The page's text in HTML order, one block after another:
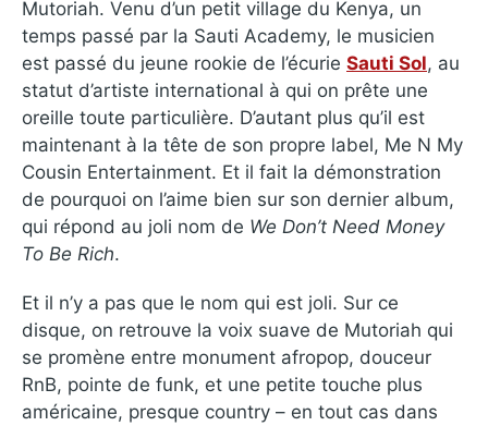
Mutoriah. Venu d’un petit village du Kenya, un
temps passé par la Sauti Academy, le musicien
est passé du jeune rookie de l’écurie Sauti Sol, au
statut d’artiste international à qui on prête une
oreille toute particulière. D’autant plus qu’il est
maintenant à la tête de son propre label, Me N My
Cousin Entertainment. Et il fait la démonstration
de pourquoi on l’aime bien sur son dernier album,
qui répond au joli nom de We Don’t Need Money
To Be Rich.
Et il n’y a pas que le nom qui est joli. Sur ce
disque, on retrouve la voix suave de Mutoriah qui
se promène entre monument afropop, douceur
RnB, pointe de funk, et une petite touche plus
américaine, presque country – en tout cas dans